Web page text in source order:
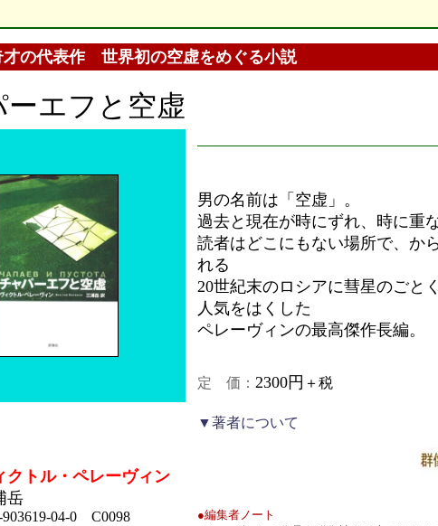
才の代表作 世界初の空虚をめぐる小説
ーエフと空虚
男の名前は「空虚」。
過去と現在が時にずれ、時に重な
読者はどこにもない場所で、か
れる
20世紀末のロシアに彗星のごと
人気をはくした
ペレーヴィンの最高傑作長編。
定 価： 2300円 ＋税
クトル・ペレーヴィン
岳
903619-04-0 C0098
▼著者について
●編集者ノート